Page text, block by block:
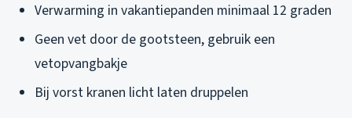
Verwarming in vakantiepanden minimaal 12 graden
Geen vet door de gootsteen, gebruik een
vetopvangbakje
Bij vorst kranen licht laten druppelen